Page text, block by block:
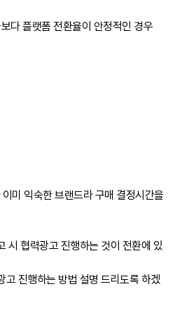
다 플랫폼 전환율이 안정적인 경우
미 익숙한 브랜드라 구매 결정시간을
시 협력광고 진행하는 것이 전환에 있
고 진행하는 방법 설명 드리도록 하겠